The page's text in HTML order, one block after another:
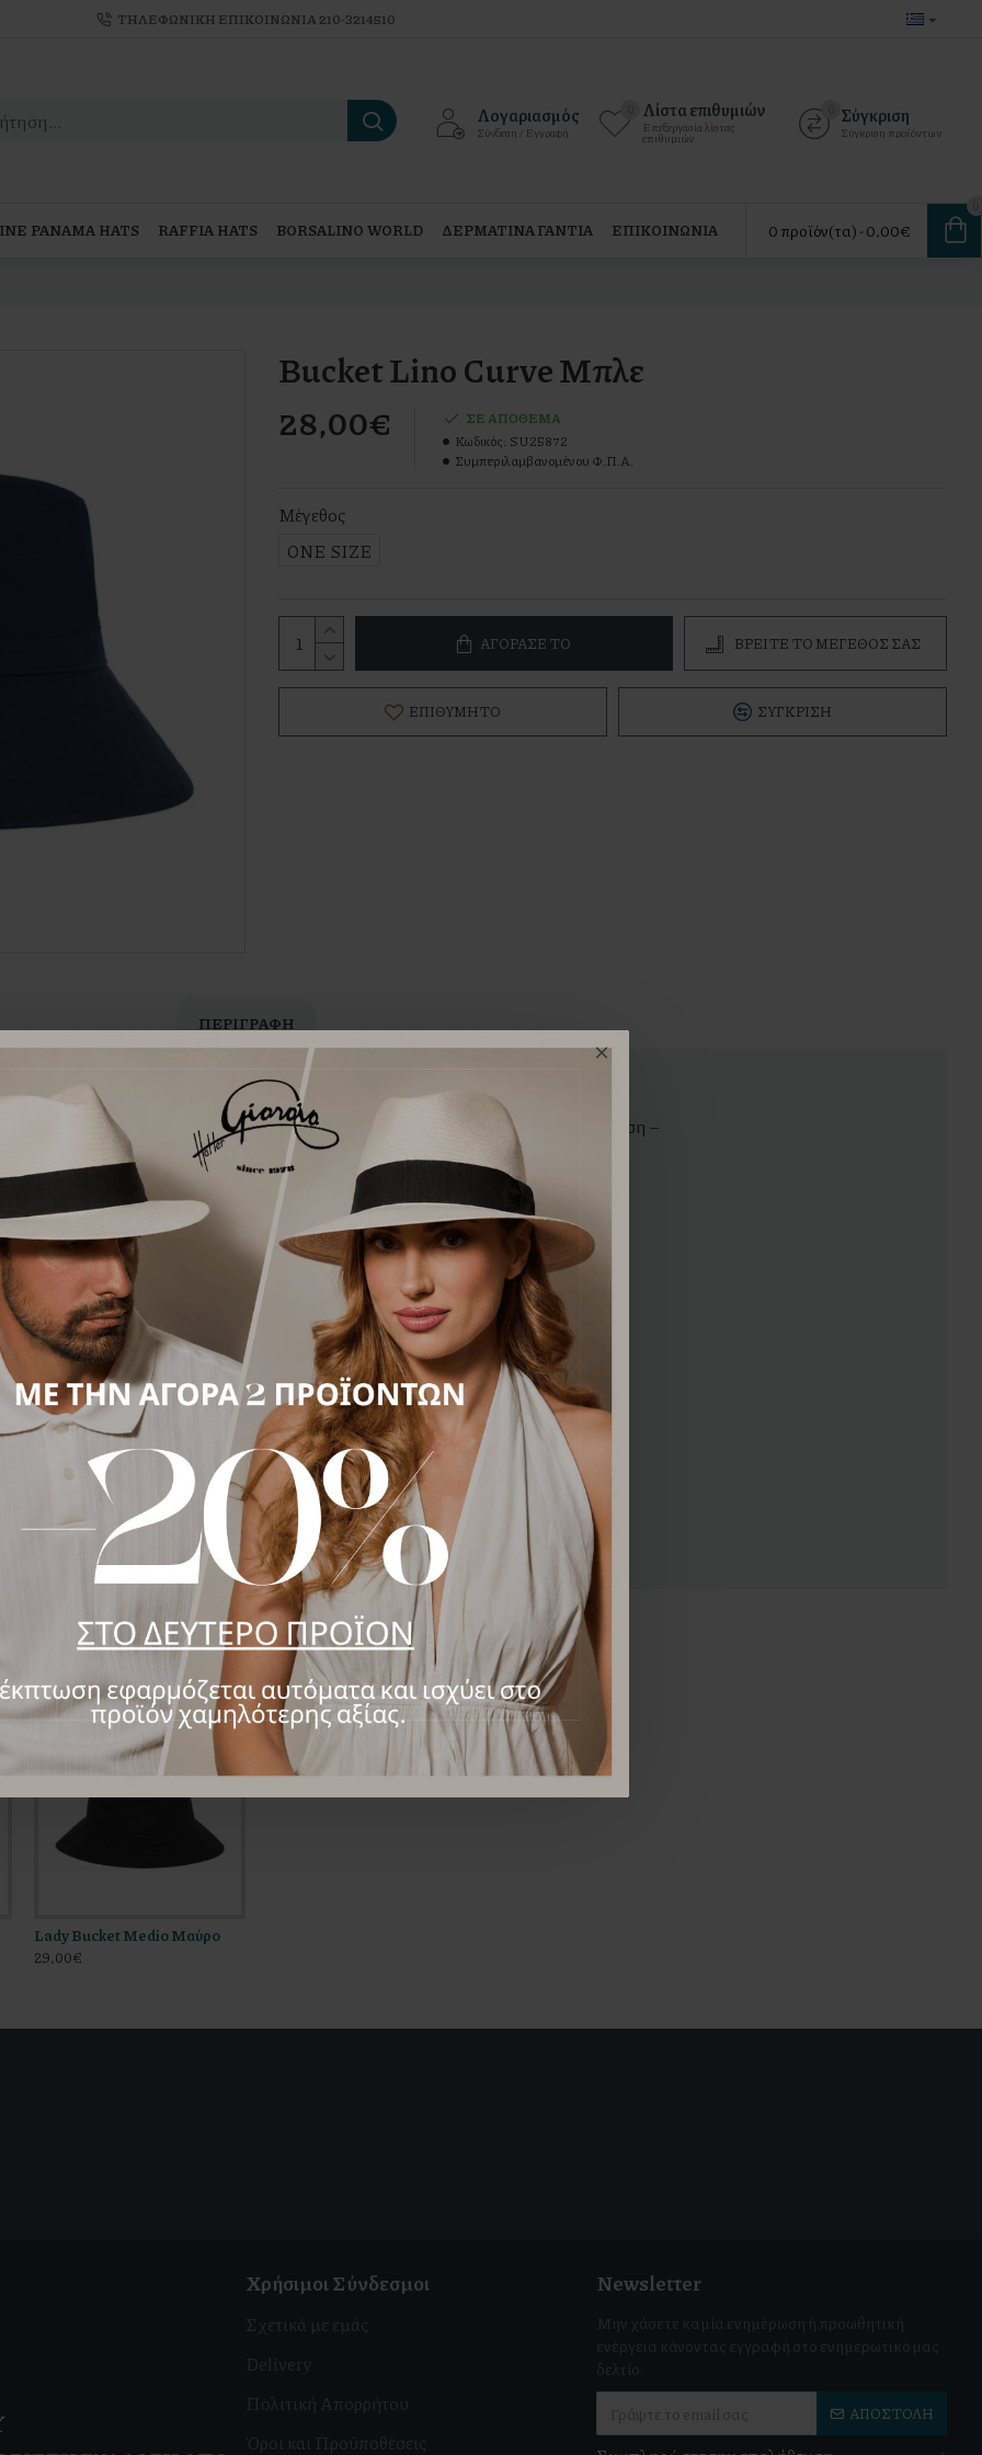
TΗΛΕΦΩΝΙΚΗ ΕΠΙΚΟΙΝΩΝΙΑ 210-3214510
Λογαριασμός
Σύνδεση / Εγγραφή
Λίστα επιθυμιών
Επεξεργασία λίστας
επιθυμιών
Σύγκριση
Σύγκριση προϊόντων
PANAMA HATS RAFFIA HATS BORSALINO WORLD ΔΕΡΜΑΤΙΝΑ ΓΑΝΤΙΑ ΕΠΙΚΟΙΝΩΝΙΑ 0 προϊόν(τα) - 0,00€
Bucket Lino Curve Μπλε
28,00€
ΣΕ ΑΠΌΘΕΜΑ
Κωδικός: SU25872
Συμπεριλαμβανομένου Φ.Π.Α.
Μέγεθος
ONE SIZE
ΑΓΌΡΑΣΕ ΤΟ ΒΡΕΊΤΕ ΤΟ ΜΕΓΕΘΌΣ ΣΑΣ
ΕΠΙΘΥΜΗΤΌ ΣΎΓΚΡΙΣΗ
ΠΕΡΙΓΡΑΦΉ
όμορφο μπλε χρώμα.
τον ήλιο, ενώ η minimal αισθητική του το καθιστά ιδανικό για καθημερινή χρήση –
να σφίγγει και να μικραίνει το νούμερο, για σταθερή και άνετη εφαρμογή.
χαρακτήρα και φυσική κομψότητα.
του καλοκαιριού.
Lady Bucket Medio Μαύρο
29,00€
Χρήσιμοι Σύνδεσμοι
Σχετικά με εμάς
Delivery
Πολιτική Απορρήτου
Όροι και Προϋποθέσεις
Newsletter
Μην χάσετε καμία ενημέρωση ή προωθητική
ενέργεια κάνοντας εγγραφή στο ενημερωτικό μας
δελτίο.
ΑΠΟΣΤΟΛΉ